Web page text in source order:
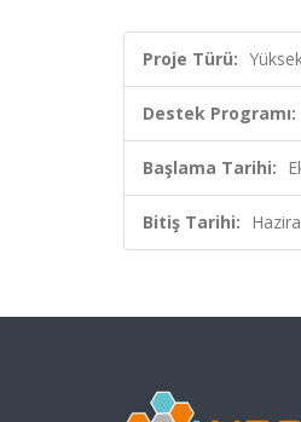
Proje Türü:
Destek Programı:
Başlama Tarihi:
Bitiş Tarihi: